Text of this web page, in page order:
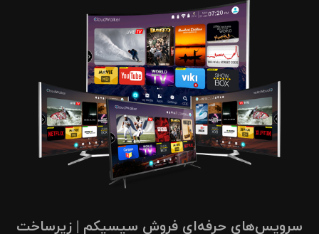
سرویس‌های حرفه‌ای فروش سیسیکم | زیرساخت